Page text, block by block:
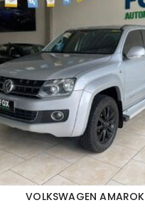
VOLKSWAGEN AMAROK